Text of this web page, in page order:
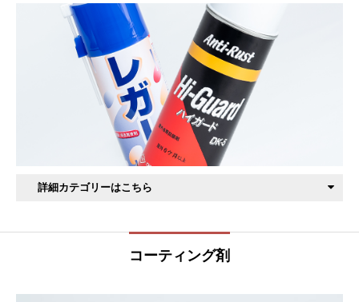
トラクター用
自動車用ギア用
ATF用
２サイクルエンジンオイル
詳細カテゴリーはこちら
潤滑剤
コーティング剤
コーティング剤